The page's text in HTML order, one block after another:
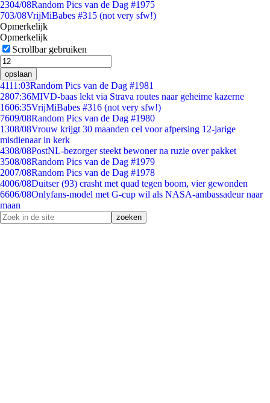
2304/08Random Pics van de Dag #1975
703/08VrijMiBabes #315 (not very sfw!)
Opmerkelijk
Opmerkelijk
Scrollbar gebruiken
opslaan
4111:03Random Pics van de Dag #1981
2807:36MIVD-baas lekt via Strava routes naar geheime kazerne
1606:35VrijMiBabes #316 (not very sfw!)
7609/08Random Pics van de Dag #1980
1308/08Vrouw krijgt 30 maanden cel voor afpersing 12-jarige
misdienaar in kerk
4308/08PostNL-bezorger steekt bewoner na ruzie over pakket
3508/08Random Pics van de Dag #1979
2007/08Random Pics van de Dag #1978
4006/08Duitser (93) crasht met quad tegen boom, vier gewonden
6606/08Onlyfans-model met G-cup wil als NASA-ambassadeur naar
maan